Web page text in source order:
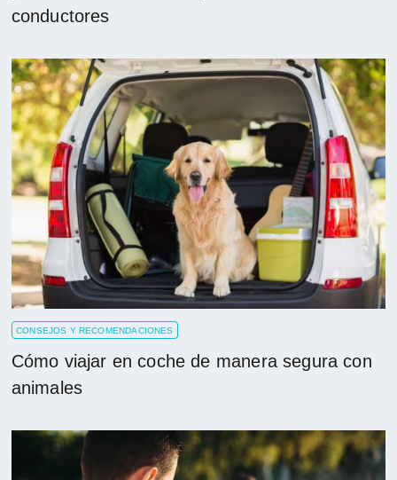
conductores
CONSEJOS Y RECOMENDACIONES
Cómo viajar en coche de manera segura con
animales